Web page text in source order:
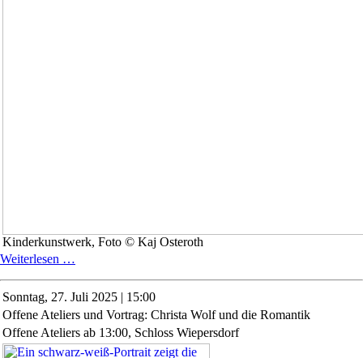
Kinderkunstwerk, Foto © Kaj Osteroth
Weiterlesen …
Sonntag, 27. Juli 2025 | 15:00
Offene Ateliers und Vortrag: Christa Wolf und die Romantik
Offene Ateliers ab 13:00, Schloss Wiepersdorf